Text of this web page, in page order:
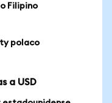
Filipino
polaco
a USD